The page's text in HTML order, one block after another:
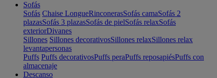
Sofás
Sofás Chaise LongueRinconerasSofás camaSofás 2
plazasSofás 3 plazasSofás de pielSofás relaxSofás
exteriorDivanes
Sillones Sillones decorativosSillones relaxSillones relax
levantapersonas
Puffs Puffs decorativosPuffs peraPuffs reposapiésPuffs con
almacenaje
Descanso